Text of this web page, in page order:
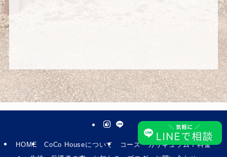
HOME CoCo Houseについて
コース・カリキュラム / 料金